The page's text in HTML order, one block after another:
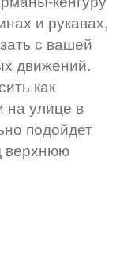
и рукавах,
с вашей
движений.
как
на улице в
подойдет
верхнюю